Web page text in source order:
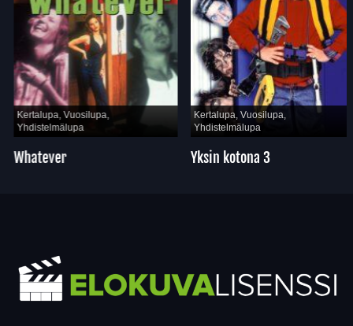
Kertalupa, Vuosilupa,
Yhdistelmälupa
Whatever
Kertalupa, Vuosilupa,
Yhdistelmälupa
Yksin kotona 3